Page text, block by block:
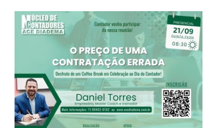
Contato
View
Larger